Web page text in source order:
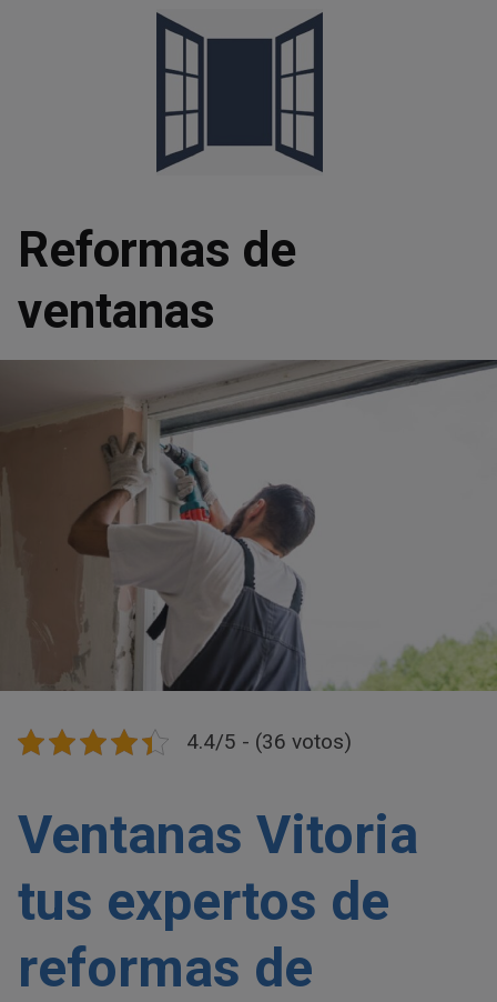
Reformas de
ventanas
4.4/5 - (36 votos)
Ventanas Vitoria
tus expertos de
reformas de